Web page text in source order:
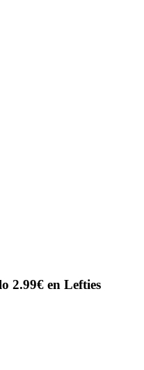
2.99€ en Lefties